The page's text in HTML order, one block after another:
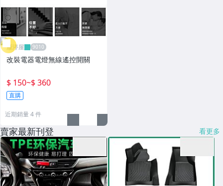
雁渟屋
改裝電器電燈無線遙控開關
$ 150~$ 360
直購
近期銷量 4 件
賣家最新刊登 看更多